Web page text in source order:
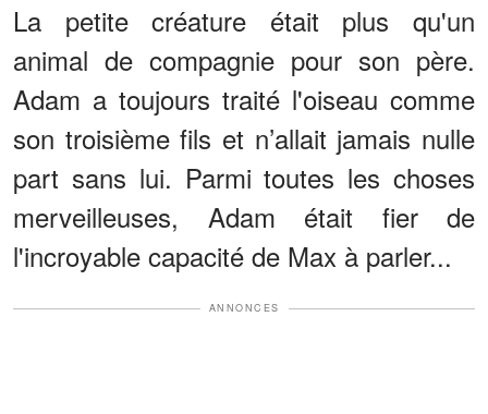
La petite créature était plus qu'un
animal de compagnie pour son père.
Adam a toujours traité l'oiseau comme
son troisième fils et n’allait jamais nulle
part sans lui. Parmi toutes les choses
merveilleuses, Adam était fier de
l'incroyable capacité de Max à parler...
ANNONCES